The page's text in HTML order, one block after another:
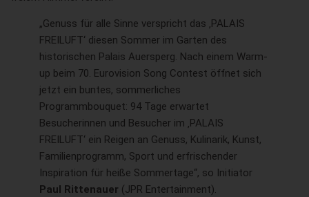
„Genuss für alle Sinne verspricht das ‚PALAIS
FREILUFT‘ diesen Sommer im Garten des
historischen Palais Auersperg. Nach einem Warm-
up beim 70. Eurovision Song Contest öffnet sich
jetzt ein buntes, sommerliches
Programmbouquet: 94 Tage erwartet
Besucherinnen und Besucher im ‚PALAIS
FREILUFT‘ ein Reigen an Genuss, Kulinarik, Kunst,
Familienprogramm, Sport und erfrischender
Inspiration für heiße Sommertage“, so Initiator
Paul Rittenauer (JPR Entertainment).